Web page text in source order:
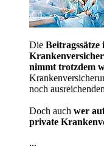
Die Beitragssätze
nimmt trotzdem
noch
Doch auch wer
private
...